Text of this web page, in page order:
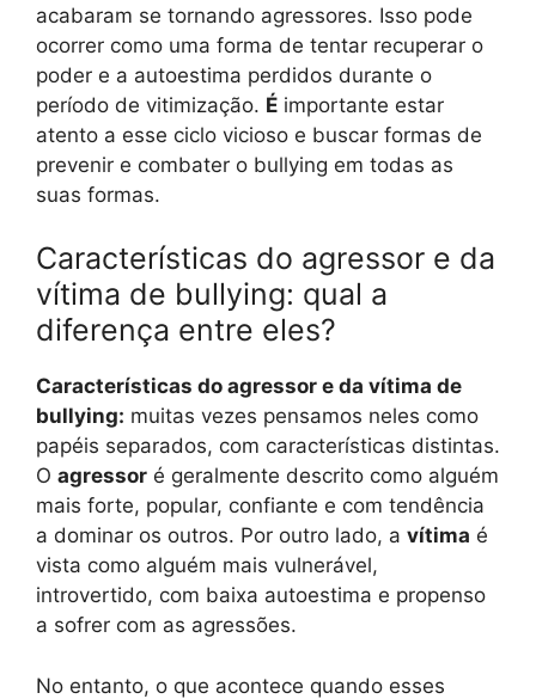
acabaram se tornando agressores. Isso pode
ocorrer como uma forma de tentar recuperar o
poder e a autoestima perdidos durante o
período de vitimização. É importante estar
atento a esse ciclo vicioso e buscar formas de
prevenir e combater o bullying em todas as
suas formas.
Características do agressor e da
vítima de bullying: qual a
diferença entre eles?
Características do agressor e da vítima de
bullying: muitas vezes pensamos neles como
papéis separados, com características distintas.
O agressor é geralmente descrito como alguém
mais forte, popular, confiante e com tendência
a dominar os outros. Por outro lado, a vítima é
vista como alguém mais vulnerável,
introvertido, com baixa autoestima e propenso
a sofrer com as agressões.
No entanto, o que acontece quando esses